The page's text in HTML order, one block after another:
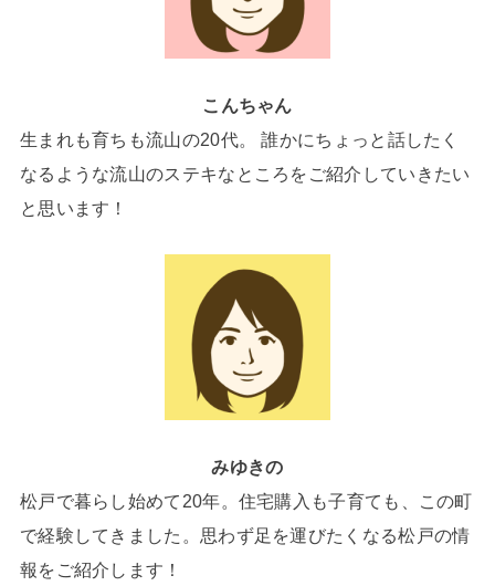
こんちゃん
生まれも育ちも流山の20代。 誰かにちょっと話したく
なるような流山のステキなところをご紹介していきたい
と思います！
みゆきの
松戸で暮らし始めて20年。住宅購入も子育ても、この町
で経験してきました。思わず足を運びたくなる松戸の情
報をご紹介します！